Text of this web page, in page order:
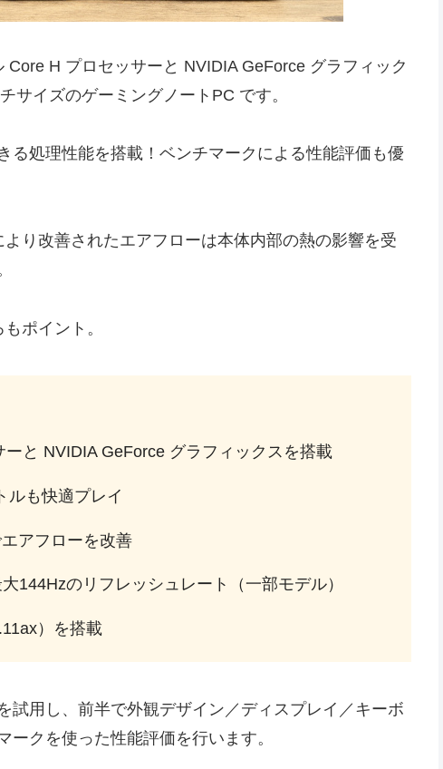
H プロセッサーと NVIDIA GeForce グラフィック
サイズのゲーミングノートPC です。
る処理性能を搭載！ベンチマークによる性能評価も優
り改善されたエアフローは本体内部の熱の影響を受
ポイント。
と NVIDIA GeForce グラフィックスを搭載
ルも快適プレイ
アフローを改善
144Hzのリフレッシュレート（一部モデル）
）を搭載
試用し、前半で外観デザイン／ディスプレイ／キーボ
クを使った性能評価を行います。